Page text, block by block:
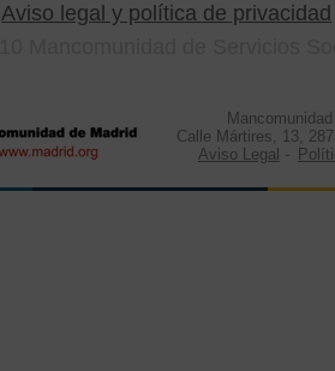
Aviso legal y política de privacidad
Calle Mártires, 13,
Aviso Legal -